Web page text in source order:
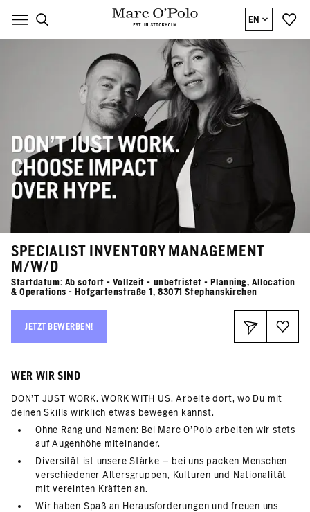
EN
SPECIALIST INVENTORY MANAGEMENT
M/W/D
Startdatum: Ab sofort - Vollzeit - unbefristet - Planning, Allocation
& Operations - Hofgartenstraße 1, 83071 Stephanskirchen
JETZT BEWERBEN!
WER WIR SIND
DON’T JUST WORK. WORK WITH US. Arbeite dort, wo Du mit
deinen Skills wirklich etwas bewegen kannst.
Ohne Rang und Namen: Bei Marc O’Polo arbeiten wir stets
auf Augenhöhe miteinander.
Diversität ist unsere Stärke – bei uns packen Menschen
verschiedener Altersgruppen, Kulturen und Nationalität
mit vereinten Kräften an.
Wir haben Spaß an Herausforderungen und freuen uns